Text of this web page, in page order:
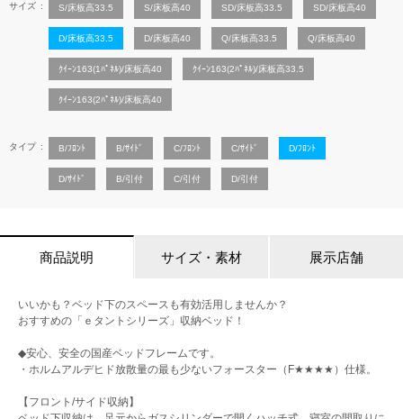
サイズ S/床板高33.5 S/床板高40 SD/床板高33.5 SD/床板高40
D/床板高33.5 D/床板高40 Q/床板高33.5 Q/床板高40
ｸｲｰﾝ163(1ﾊﾟﾈﾙ)/床板高40 ｸｲｰﾝ163(2ﾊﾟﾈﾙ)/床板高33.5
ｸｲｰﾝ163(2ﾊﾟﾈﾙ)/床板高40
タイプ B/ﾌﾛﾝﾄ B/ｻｲﾄﾞ C/ﾌﾛﾝﾄ C/ｻｲﾄﾞ D/ﾌﾛﾝﾄ
D/ｻｲﾄﾞ B/引付 C/引付 D/引付
商品説明 サイズ・素材 展示店舗
いいかも？ベッド下のスペースも有効活用しませんか？
おすすめの「ｅタントシリーズ」収納ベッド！
◆安心、安全の国産ベッドフレームです。
・ホルムアルデヒド放散量の最も少ないフォースター（F★★★★）仕様。
【フロント/サイド収納】